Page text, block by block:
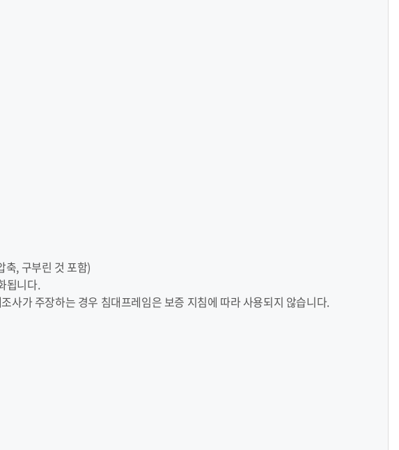
축, 구부린 것 포함)
됩니다.
사가 주장하는 경우 침대프레임은 보증 지침에 따라 사용되지 않습니다.